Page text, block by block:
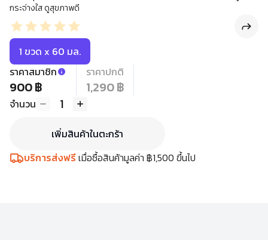
กระจ่างใส ดูสุขภาพดี
1 ขวด x 60 มล.
ราคาสมาชิก
900 ฿
ราคาปกติ
1,290 ฿
จำนวน 1
เพิ่มสินค้าในตะกร้า
บริการส่งฟรีเมื่อซื้อสินค้ามูลค่า ฿1,500 ขึ้นไป